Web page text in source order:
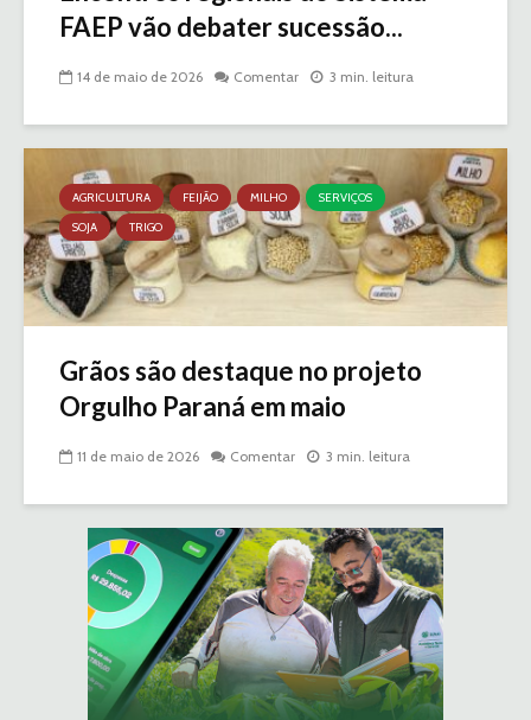
FAEP vão debater sucessão...
14 de maio de 2026 Comentar 3 min. leitura
AGRICULTURA FEIJÃO MILHO
SERVIÇOS
SOJA
TRIGO
Grãos são destaque no projeto
Orgulho Paraná em maio
11 de maio de 2026 Comentar 3 min. leitura